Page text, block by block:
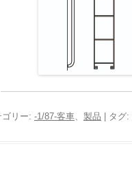
ゴリー: -1/87-客車、 製品 | タグ: